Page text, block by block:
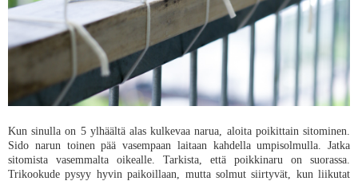
Kun sinulla on 5 ylhäältä alas kulkevaa narua, aloita poikittain sitominen.
Sido narun toinen pää vasempaan laitaan kahdella umpisolmulla. Jatka
sitomista vasemmalta oikealle. Tarkista, että poikkinaru on suorassa.
Trikookude pysyy hyvin paikoillaan, mutta solmut siirtyvät, kun liikutat